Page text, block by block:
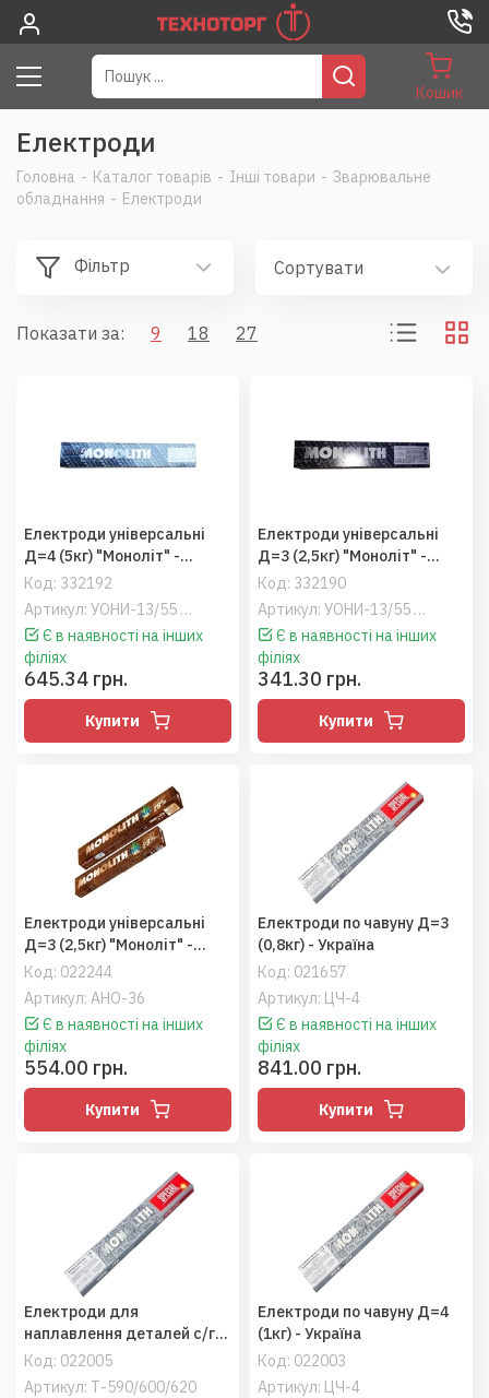
Кошик
Електроди
Головна - Каталог товарів - Інші товари - Зварювальне
обладнання - Електроди
Фільтр Сортувати
Показати за: 9 18 27
Код: 332192
Артикул: УОНИ-13/55 Плазма
Електроди універсальні
Д=4 (5кг) "Моноліт" -
Україна
Є в наявності на інших
філіях
645.34 грн.
Купити
Код: 332190
Артикул: УОНИ-13/55 Плазма
Електроди універсальні
Д=3 (2,5кг) "Моноліт" -
Україна
Є в наявності на інших
філіях
341.30 грн.
Купити
Код: 022244
Артикул: АНО-36
Електроди універсальні
Д=3 (2,5кг) "Моноліт" -
Україна
Є в наявності на інших
філіях
554.00 грн.
Купити
Код: 021657
Артикул: ЦЧ-4
Електроди по чавуну Д=3
(0,8кг) - Україна
Є в наявності на інших
філіях
841.00 грн.
Купити
Код: 022005
Артикул: Т-590/600/620
Електроди для
наплавлення деталей с/г
технііки Д=4 (1кг)
"Монолит"
Код: 022003
Артикул: ЦЧ-4
Електроди по чавуну Д=4
(1кг) - Україна